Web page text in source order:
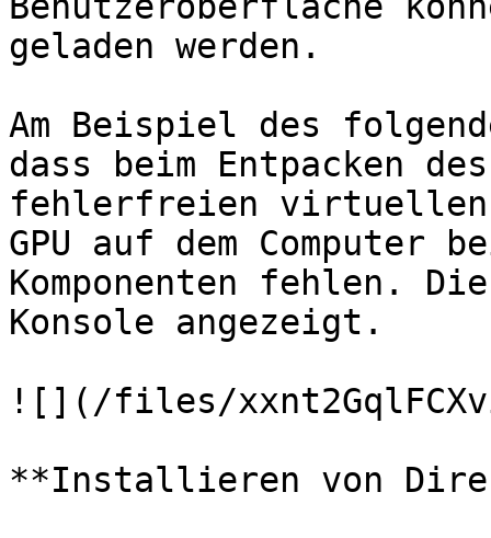
geladen werden.
Am Beispiel des
dass beim Entpacken
fehlerfreien virtuellen
GPU auf dem Computer
Komponenten fehlen.
Konsole angezeigt.
![](/files/
**Installieren von